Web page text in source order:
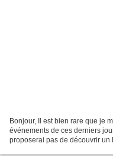
Bonjour, Il est bien rare que je
événements de ces derniers
proposerai pas de découvrir un